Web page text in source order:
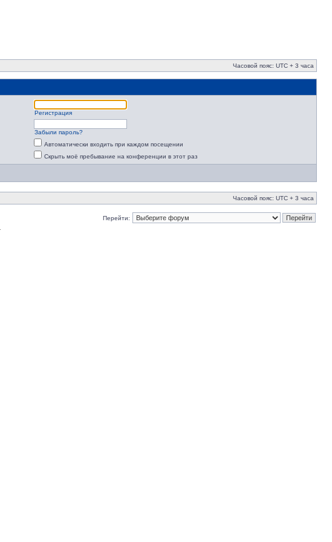
Часовой пояс: UTC + 3 часа
Регистрация
Забыли пароль?
Автоматически входить при каждом посещении
Скрыть моё пребывание на конференции в этот раз
Часовой пояс: UTC + 3 часа
Перейти: